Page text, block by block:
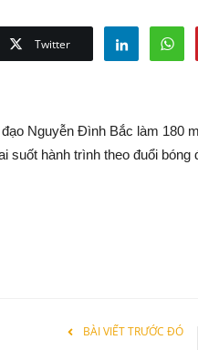
Twitter
đạo Nguyễn Đình Bắc làm
suốt hành trình theo đuổi bóng
BÀI VIẾT TRƯỚC ĐÓ